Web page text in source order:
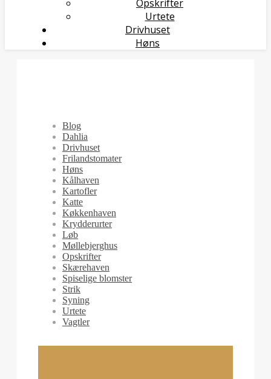
Opskrifter
Urtete
Drivhuset
Høns
Blog
Dahlia
Drivhuset
Frilandstomater
Høns
Kålhaven
Kartofler
Katte
Køkkenhaven
Krydderurter
Løb
Møllebjerghus
Opskrifter
Skærehaven
Spiselige blomster
Strik
Syning
Urtete
Vagtler